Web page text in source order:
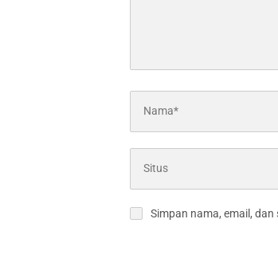
Simpan nama, email,